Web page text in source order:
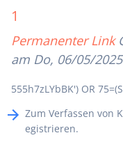
1
Permanenter Link
am Do, 06/05/
555h7zLYbBK') OR
Zum Verfassen von
egistrieren.